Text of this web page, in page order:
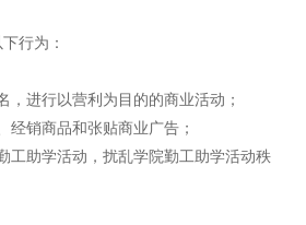
行为：
，进行以营利为目的的商业活动；
经销商品和张贴商业广告；
工助学活动，扰乱学院勤工助学活动秩